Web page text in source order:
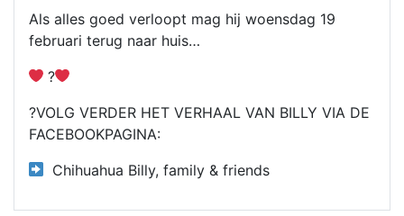
Als alles goed verloopt mag hij woensdag 19
februari terug naar huis…
?
?VOLG VERDER HET VERHAAL VAN BILLY VIA DE
FACEBOOKPAGINA:
Chihuahua Billy, family & friends